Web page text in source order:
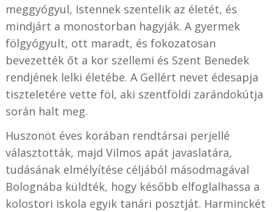
meggyógyul, Istennek szentelik az életét, és
mindjárt a monostorban hagyják. A gyermek
fölgyógyult, ott maradt, és fokozatosan
bevezették őt a kor szellemi és Szent Benedek
rendjének lelki életébe. A Gellért nevet édesapja
tiszteletére vette föl, aki szentföldi zarándokútja
során halt meg.
Huszonöt éves korában rendtársai perjellé
választották, majd Vilmos apát javaslatára,
tudásának elmélyítése céljából másodmagával
Bolognába küldték, hogy később elfoglalhassa a
kolostori iskola egyik tanári posztját. Harminckét